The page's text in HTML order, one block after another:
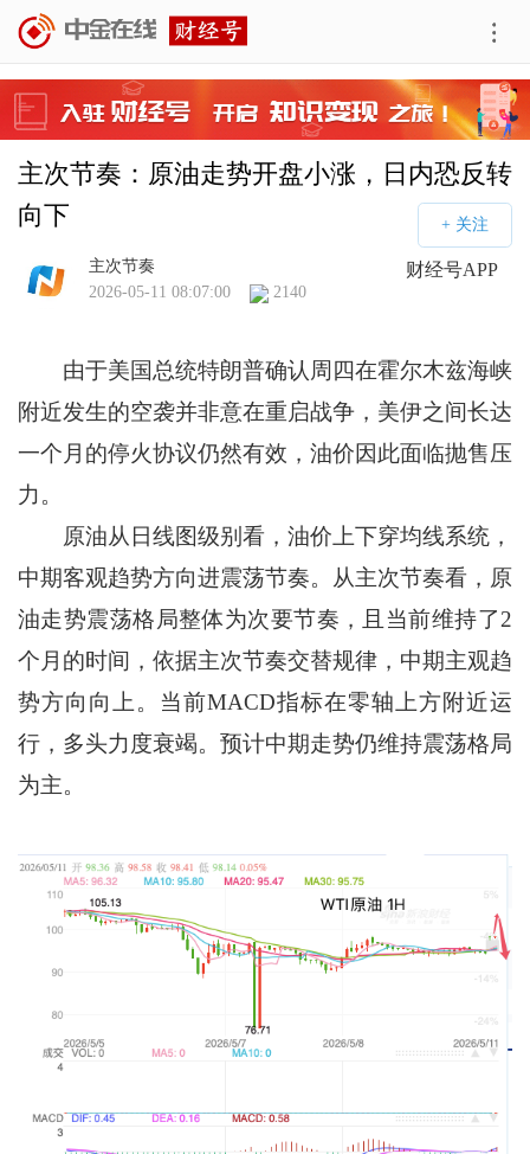
主次节奏：原油走势开盘小涨，日内恐反转
向下
财经号APP
主次节奏
2026-05-11 08:07:00
2140
由于美国总统特朗普确认周四在霍尔木兹海峡
附近发生的空袭并非意在重启战争，美伊之间长达
一个月的停火协议仍然有效，油价因此面临抛售压
力。
原油从日线图级别看，油价上下穿均线系统，
中期客观趋势方向进震荡节奏。从主次节奏看，原
油走势震荡格局整体为次要节奏，且当前维持了2
个月的时间，依据主次节奏交替规律，中期主观趋
势方向向上。当前MACD指标在零轴上方附近运
行，多头力度衰竭。预计中期走势仍维持震荡格局
为主。